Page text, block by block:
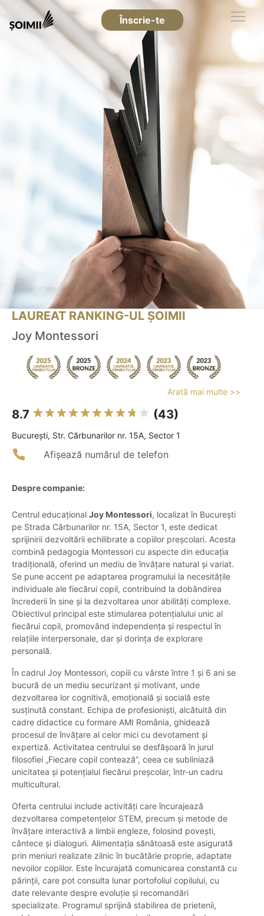
Înscrie-te
LAUREAT RANKING-UL ȘOIMII
Joy Montessori
Arată mai multe >>
8.7 (43)
Bucureşti, Str. Cărbunarilor nr. 15A, Sector 1
Afișează numărul de telefon
Despre companie:
Centrul educațional Joy Montessori, localizat în București
pe Strada Cărbunarilor nr. 15A, Sector 1, este dedicat
sprijinirii dezvoltării echilibrate a copiilor preșcolari. Acesta
combină pedagogia Montessori cu aspecte din educația
tradițională, oferind un mediu de învățare natural și variat.
Se pune accent pe adaptarea programului la necesitățile
individuale ale fiecărui copil, contribuind la dobândirea
încrederii în sine și la dezvoltarea unor abilități complexe.
Obiectivul principal este stimularea potențialului unic al
fiecărui copil, promovând independența și respectul în
relațiile interpersonale, dar și dorința de explorare
personală.
În cadrul Joy Montessori, copiii cu vârste între 1 și 6 ani se
bucură de un mediu securizant și motivant, unde
dezvoltarea lor cognitivă, emoțională și socială este
susținută constant. Echipa de profesioniști, alcătuită din
cadre didactice cu formare AMI România, ghidează
procesul de învățare al celor mici cu devotament și
expertiză. Activitatea centrului se desfășoară în jurul
filosofiei „Fiecare copil contează”, ceea ce subliniază
unicitatea și potențialul fiecărui preșcolar, într-un cadru
multicultural.
Oferta centrului include activități care încurajează
dezvoltarea competențelor STEM, precum și metode de
învățare interactivă a limbii engleze, folosind povești,
cântece și dialoguri. Alimentația sănătoasă este asigurată
prin meniuri realizate zilnic în bucătărie proprie, adaptate
nevoilor copiilor. Este încurajată comunicarea constantă cu
părinții, care pot consulta lunar portofoliul copilului, cu
date relevante despre evoluție și recomandări
specializate. Programul sprijină stabilirea de prietenii,